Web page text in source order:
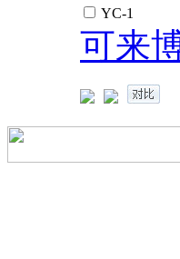
YC-1
可来